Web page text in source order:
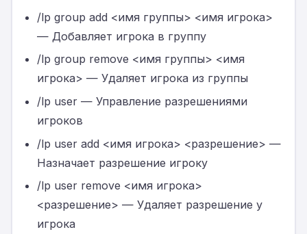
/lp group add <имя группы> <имя игрока>
— Добавляет игрока в группу
/lp group remove <имя группы> <имя
игрока> — Удаляет игрока из группы
/lp user — Управление разрешениями
игроков
/lp user add <имя игрока> <разрешение> —
Назначает разрешение игроку
/lp user remove <имя игрока>
<разрешение> — Удаляет разрешение у
игрока